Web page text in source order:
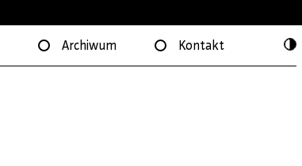
Archiwum Kontakt